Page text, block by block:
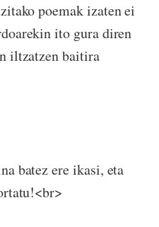
poemak izaten ei
ito gura diren
iltzatzen baitira
batez ere ikasi, eta